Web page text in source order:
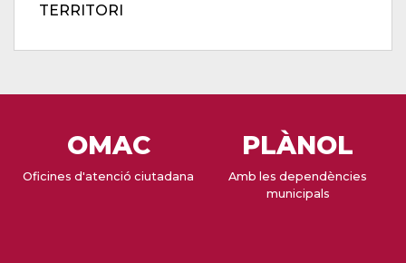
TERRITORI
OMAC
Oficines d'atenció ciutadana
PLÀNOL
Amb les dependències
municipals